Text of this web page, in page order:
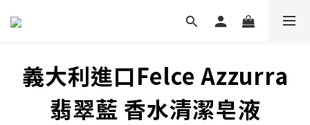
義大利進口Felce Azzurra
翡翠藍 香水清潔皂液